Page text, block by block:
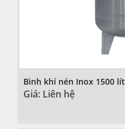
Bình khí nén Inox 1500 lít
Giá: Liên hệ